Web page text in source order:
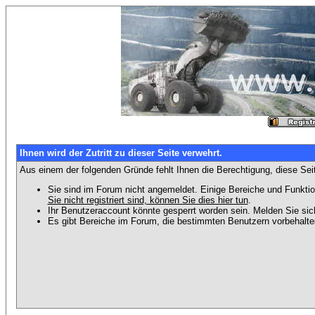
Ihnen wird der Zutritt zu dieser Seite verwehrt.
Aus einem der folgenden Gründe fehlt Ihnen die Berechtigung, diese
Sie sind im Forum nicht angemeldet. Einige Bereiche und
Sie nicht registriert sind, können Sie dies hier tun.
Ihr Benutzeraccount könnte gesperrt worden sein. Melden Sie
Es gibt Bereiche im Forum, die bestimmten Benutzern